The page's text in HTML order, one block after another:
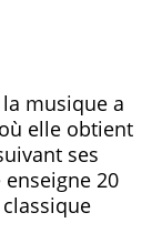
musique a
elle obtient
ses
enseigne 20